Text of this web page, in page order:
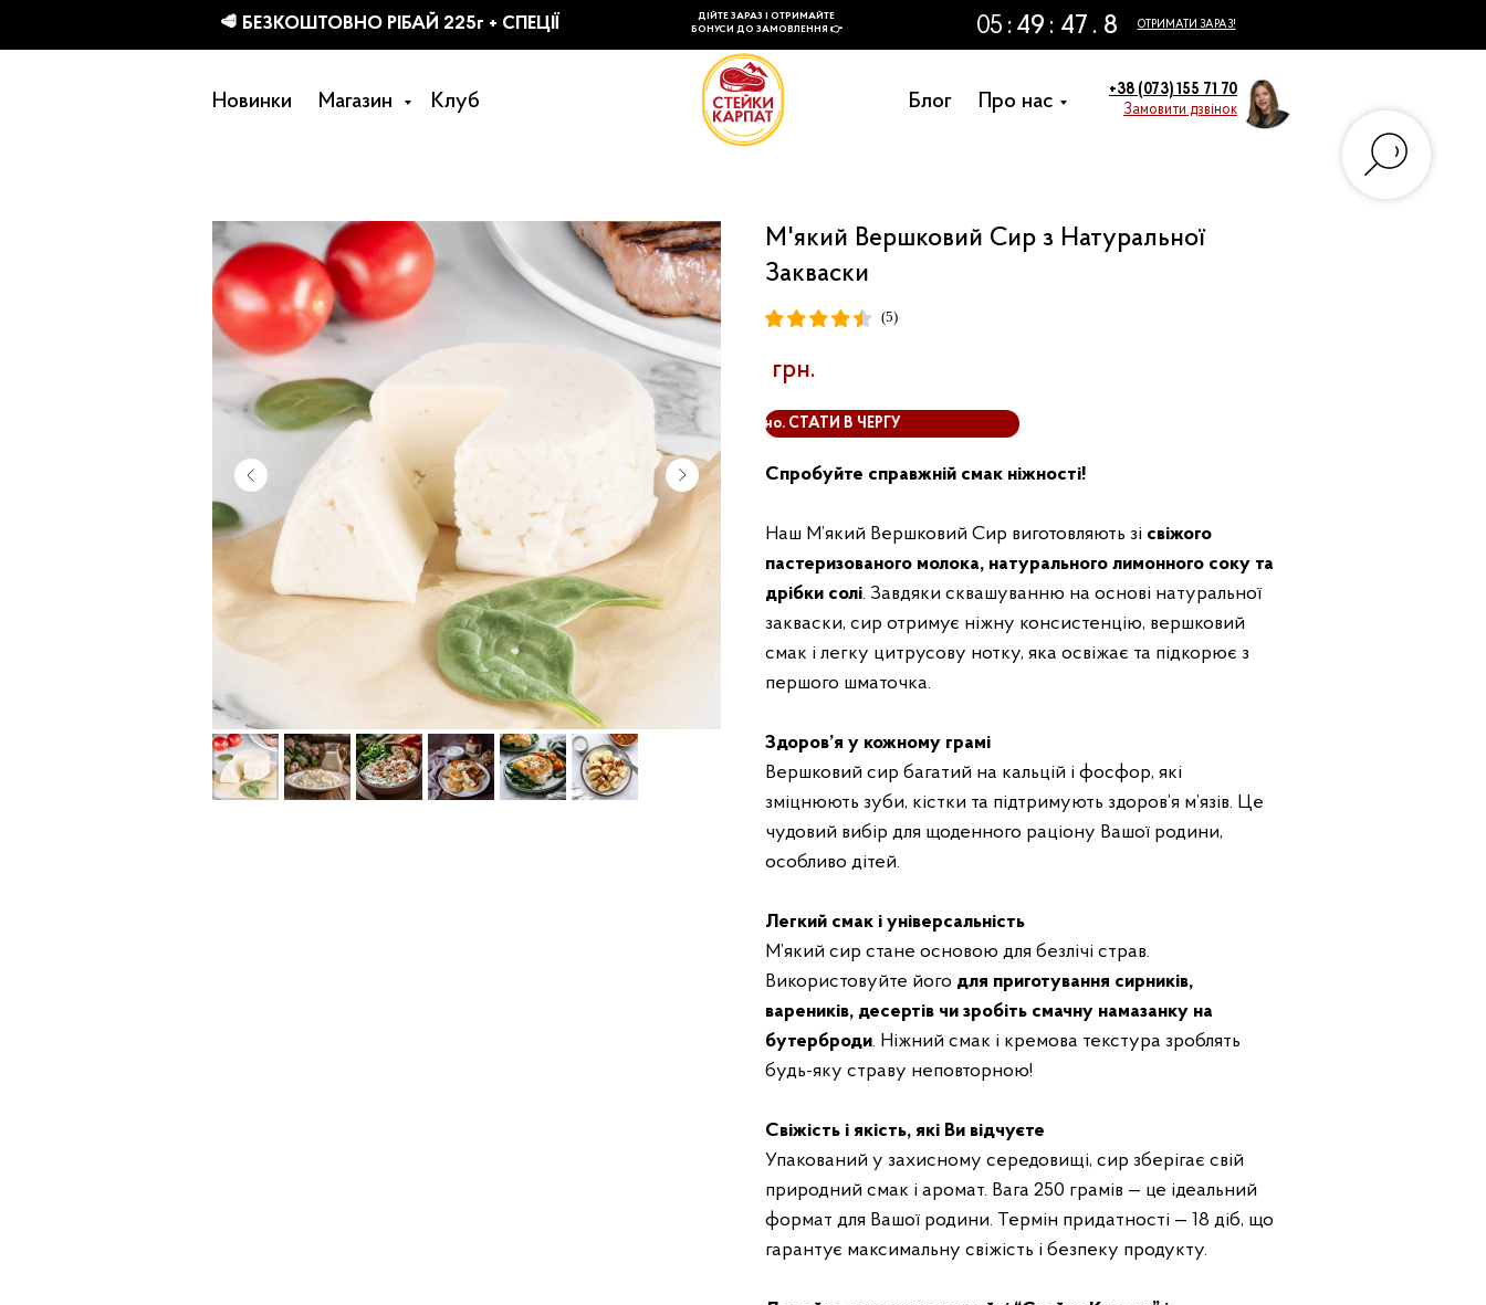
Новинки Магазин Клуб Блог Про нас
+38 (073) 155 71 70
Замовити дзвінок
М'який Вершковий Сир з Натуральної
Закваски
(5)
грн.
Розпродано. СТАТИ В ЧЕРГУ
Спробуйте справжній смак ніжності!
Наш М’який Вершковий Сир виготовляють зі свіжого
пастеризованого молока, натурального лимонного соку та
дрібки солі. Завдяки сквашуванню на основі натуральної
закваски, сир отримує ніжну консистенцію, вершковий
смак і легку цитрусову нотку, яка освіжає та підкорює з
першого шматочка.
Здоров’я у кожному грамі
Вершковий сир багатий на кальцій і фосфор, які
зміцнюють зуби, кістки та підтримують здоров’я м’язів. Це
чудовий вибір для щоденного раціону Вашої родини,
особливо дітей.
Легкий смак і універсальність
М’який сир стане основою для безлічі страв.
Використовуйте його для приготування сирників,
вареників, десертів чи зробіть смачну намазанку на
бутерброди. Ніжний смак і кремова текстура зроблять
будь-яку страву неповторною!
Свіжість і якість, які Ви відчуєте
Упакований у захисному середовищі, сир зберігає свій
природний смак і аромат. Вага 250 грамів — це ідеальний
формат для Вашої родини. Термін придатності — 18 діб, що
гарантує максимальну свіжість і безпеку продукту.